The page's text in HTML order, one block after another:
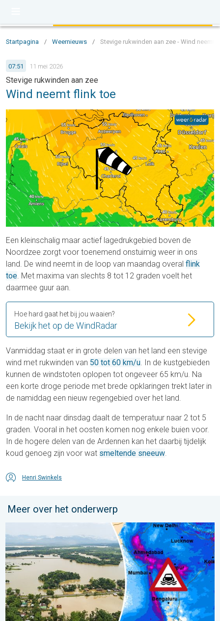
Startpagina / Weernieuws / Stevige rukwinden aan zee - Wind neemt
07:51 11 mei 2026
Stevige rukwinden aan zee
Wind neemt flink toe
Een kleinschalig maar actief lagedrukgebied boven de
Noordzee zorgt voor toenemend onstuimig weer in ons
land. De wind neemt in de loop van maandag overal flink
toe. Met maxima van slechts 8 tot 12 graden voelt het
daarmee guur aan.
Bekijk het op de WindRadar
Hoe hard gaat het bij jou waaien?
Vanmiddag staat er in grote delen van het land een stevige
wind met rukwinden van 50 tot 60 km/u. In de kustgebieden
kunnen de windstoten oplopen tot ongeveer 65 km/u. Na
een korte droge periode met brede opklaringen trekt later in
de namiddag een nieuw regengebied over het land.
In de nacht naar dinsdag daalt de temperatuur naar 2 tot 5
graden. Vooral in het oosten komen nog enkele buien voor.
In de hogere delen van de Ardennen kan het daarbij tijdelijk
koud genoeg zijn voor wat smeltende sneeuw.
Henri Swinkels
Meer over het onderwerp
Overstromingen in delen van Azië. Een buitengewone